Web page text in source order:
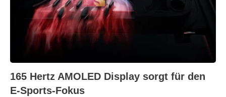
165 Hertz AMOLED Display sorgt für den
E-Sports-Fokus